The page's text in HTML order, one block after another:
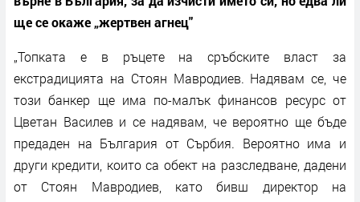
ще се окаже „жертвен агнец"
„Топката е в ръцете на сръбските власт за
екстрадицията на Стоян Мавродиев. Надявам се, че
този банкер ще има по-малък финансов ресурс от
Цветан Василев и се надявам, че вероятно ще бъде
предаден на България от Сърбия. Вероятно има и
други кредити, които са обект на разследване, дадени
от Стоян Мавродиев, като бивш директор на